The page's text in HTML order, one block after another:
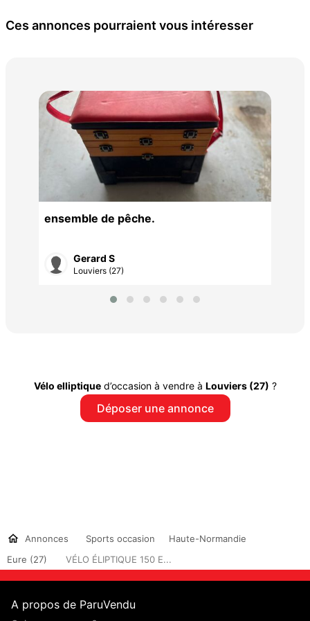
Ces annonces pourraient vous intéresser
ensemble de pêche.
Gerard S
Louviers (27)
Vélo elliptiqued’occasion à vendre à Louviers (27) ?
Déposer une annonce
Annonces Sports occasion
Haute-Normandie
Eure (27)
VÉLO ÉLIPTIQUE 150 E...
A propos de ParuVendu